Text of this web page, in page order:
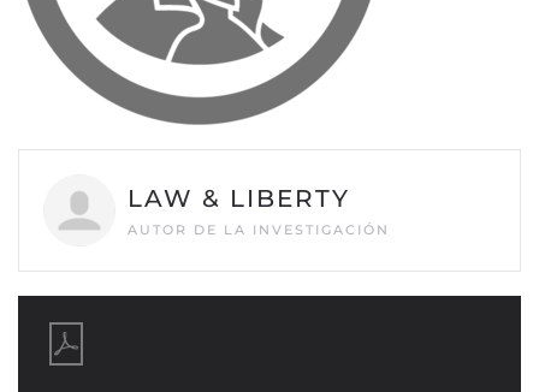
LAW & LIBERTY
AUTOR DE LA INVESTIGACIÓN